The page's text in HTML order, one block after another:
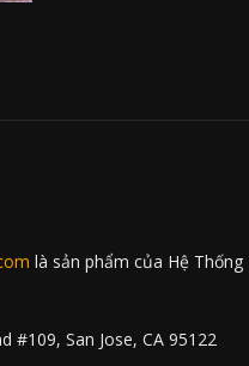
là sản phẩm của Hệ Thống
#109, San Jose, CA 95122